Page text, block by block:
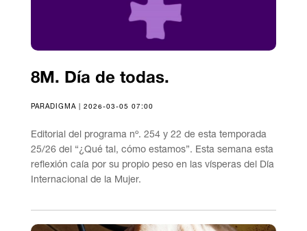
8M. Día de todas.
PARADIGMA | 2026-03-05 07:00
Editorial del programa nº. 254 y 22 de esta temporada
25/26 del “¿Qué tal, cómo estamos”. Esta semana esta
reflexión caía por su propio peso en las vísperas del Día
Internacional de la Mujer.